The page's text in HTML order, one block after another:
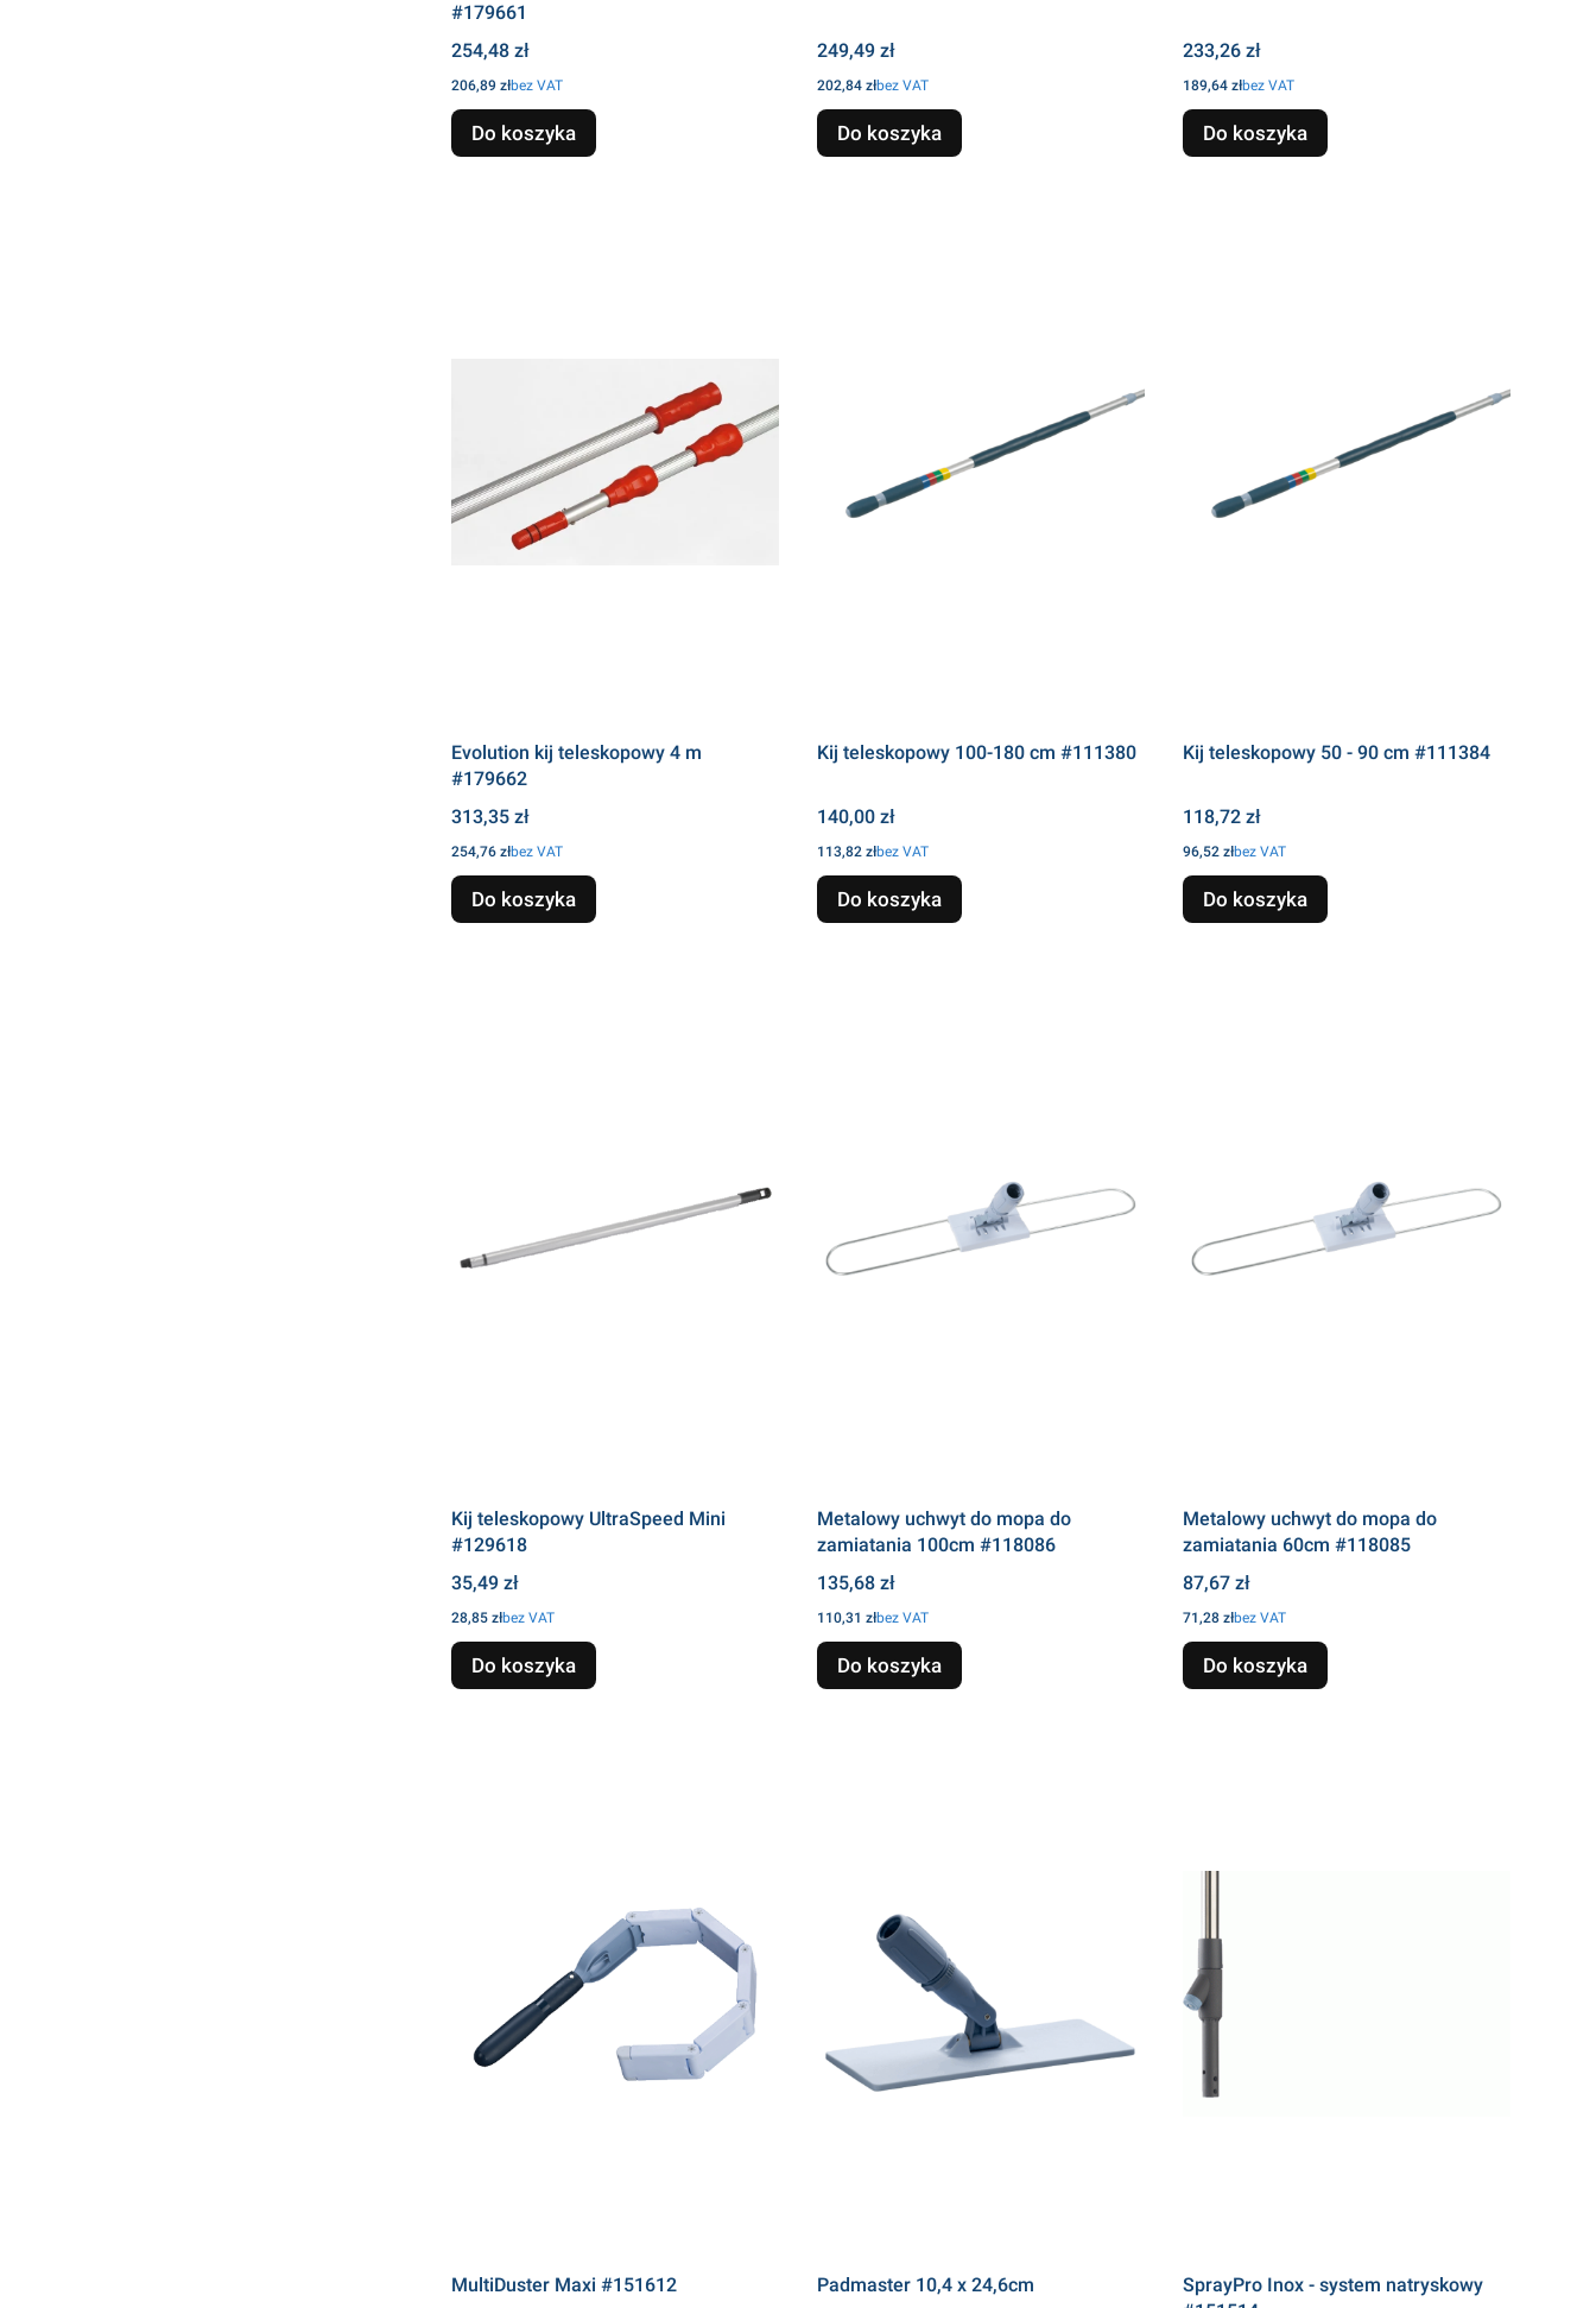
#179661
Cena
254,48 zł
Cena
206,89 złbez VAT
Do koszyka
Cena
249,49 zł
Cena
202,84 złbez VAT
Do koszyka
Cena
233,26 zł
Cena
189,64 złbez VAT
Do koszyka
Evolution kij teleskopowy 4 m
#179662
Cena
313,35 zł
Cena
254,76 złbez VAT
Do koszyka
Kij teleskopowy 100-180 cm #111380
Cena
140,00 zł
Cena
113,82 złbez VAT
Do koszyka
Kij teleskopowy 50 - 90 cm #111384
Cena
118,72 zł
Cena
96,52 złbez VAT
Do koszyka
Kij teleskopowy UltraSpeed Mini
#129618
Cena
35,49 zł
Cena
28,85 złbez VAT
Do koszyka
Metalowy uchwyt do mopa do
zamiatania 100cm #118086
Cena
135,68 zł
Cena
110,31 złbez VAT
Do koszyka
Metalowy uchwyt do mopa do
zamiatania 60cm #118085
Cena
87,67 zł
Cena
71,28 złbez VAT
Do koszyka
MultiDuster Maxi #151612 Padmaster 10,4 x 24,6cm
SprayPro Inox - system natryskowy